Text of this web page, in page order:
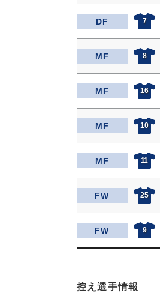
DF 7
MF 8
MF 16
MF 10
MF 11
FW 25
FW 9
控え選手情報